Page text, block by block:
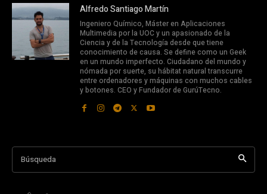
Alfredo Santiago Martín
Ingeniero Químico, Máster en Aplicaciones
Multimedia por la UOC y un apasionado de la
Ciencia y de la Tecnología desde que tiene
conocimiento de causa. Se define como un Geek
en un mundo imperfecto. Ciudadano del mundo y
nómada por suerte, su hábitat natural transcurre
entre ordenadores y máquinas con muchos cables
y botones. CEO y Fundador de GurúTecno.
Búsqueda